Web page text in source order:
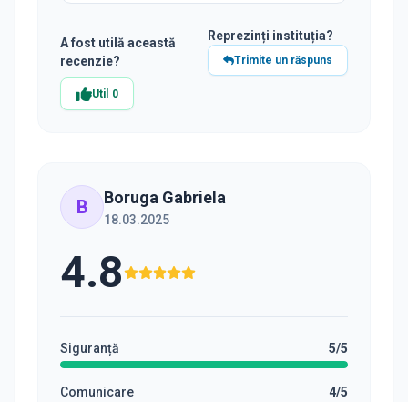
A fost utilă această
recenzie?
Util 0
Reprezinți instituția?
Trimite un răspuns
B Boruga Gabriela
18.03.2025
4.8
Siguranță 5/5
Comunicare 4/5